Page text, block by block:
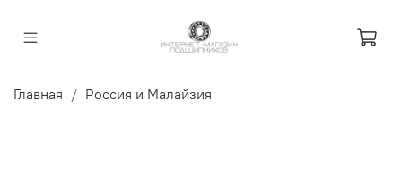
Главная Россия и Малайзия